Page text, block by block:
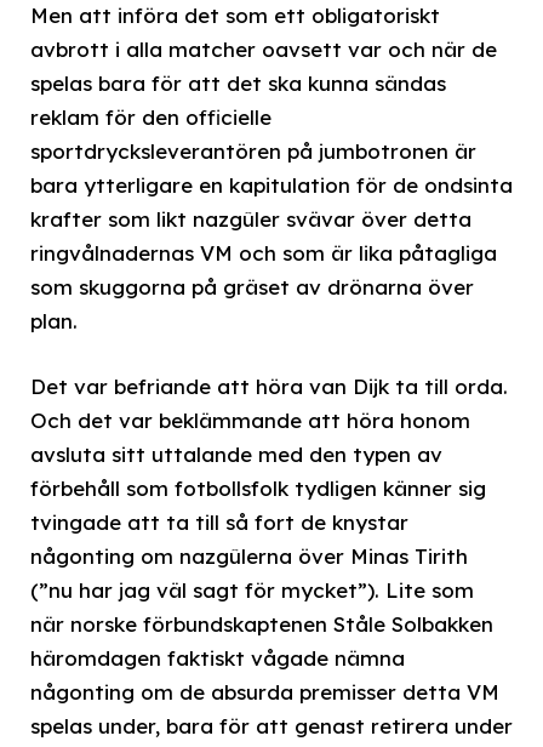
Men att införa det som ett obligatoriskt
avbrott i alla matcher oavsett var och när de
spelas bara för att det ska kunna sändas
reklam för den officielle
sportdrycksleverantören på jumbotronen är
bara ytterligare en kapitulation för de ondsinta
krafter som likt nazgûler svävar över detta
ringvålnadernas VM och som är lika påtagliga
som skuggorna på gräset av drönarna över
plan.
Det var befriande att höra van Dijk ta till orda.
Och det var beklämmande att höra honom
avsluta sitt uttalande med den typen av
förbehåll som fotbollsfolk tydligen känner sig
tvingade att ta till så fort de knystar
någonting om nazgûlerna över Minas Tirith
(”nu har jag väl sagt för mycket”). Lite som
när norske förbundskaptenen Ståle Solbakken
häromdagen faktiskt vågade nämna
någonting om de absurda premisser detta VM
spelas under, bara för att genast retirera under